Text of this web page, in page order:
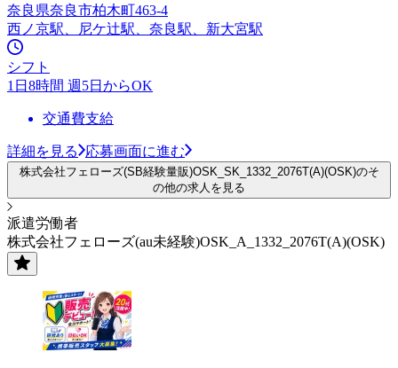
奈良県奈良市柏木町463-4
西ノ京駅、尼ケ辻駅、奈良駅、新大宮駅
シフト
1日8時間 週5日からOK
交通費支給
詳細を見る 応募画面に進む
株式会社フェローズ(SB経験量販)OSK_SK_1332_2076T(A)(OSK)のそ
の他の求人を見る
派遣労働者
株式会社フェローズ(au未経験)OSK_A_1332_2076T(A)(OSK)